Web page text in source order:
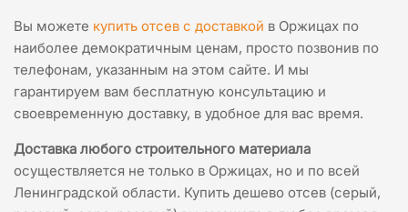
Вы можете купить отсев с доставкой в Оржицах по
наиболее демократичным ценам, просто позвонив по
телефонам, указанным на этом сайте. И мы
гарантируем вам бесплатную консультацию и
своевременную доставку, в удобное для вас время.
Доставка любого строительного материала
осуществляется не только в Оржицах, но и по всей
Ленинградской области. Купить дешево отсев (серый,